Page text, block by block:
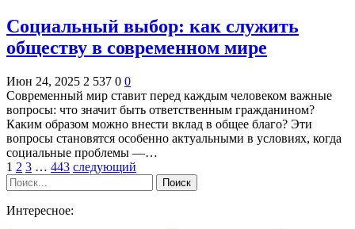
Социальный выбор: как служить
обществу в современном мире
Июн 24, 2025 2 537 0 0
Современный мир ставит перед каждым человеком важные
вопросы: что значит быть ответственным гражданином?
Каким образом можно внести вклад в общее благо? Эти
вопросы становятся особенно актуальными в условиях, когда
социальные проблемы —…
1 2 3 … 443 следующий
Интересное: